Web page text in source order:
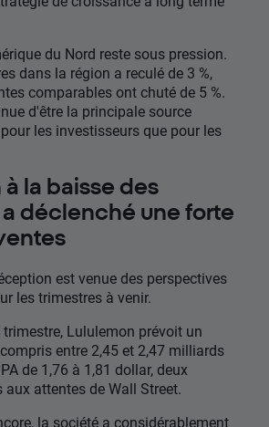
du Nord reste sous pression.
dans la région a reculé de 3 %,
comparables ont chuté de 5 %.
d'être la principale source
les investisseurs que pour les
la baisse des
déclenché une forte
est venue des perspectives
les trimestres à venir.
Lululemon prévoit un
entre 2,45 et 2,47 milliards
de 1,76 à 1,81 dollar, deux
attentes de Wall Street.
la société a considérablement